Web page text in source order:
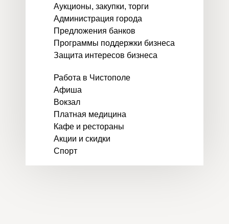
Аукционы, закупки, торги
Администрация города
Предложения банков
Программы поддержки бизнеса
Защита интересов бизнеса
Работа в Чистополе
Афиша
Вокзал
Платная медицина
Кафе и рестораны
Акции и скидки
Спорт